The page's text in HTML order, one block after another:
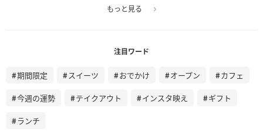
もっと見る
注目ワード
期間限定 スイーツ おでかけ オープン カフェ
今週の運勢 テイクアウト インスタ映え ギフト
ランチ